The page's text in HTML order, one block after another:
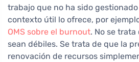
trabajo que no ha sido
contexto útil lo ofrece, por
OMS sobre el burnout. No se
sean débiles. Se trata de que la
renovación de recursos